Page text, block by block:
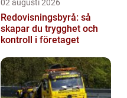
02 augusti 2026
Redovisningsbyrå: så
skapar du trygghet och
kontroll i företaget